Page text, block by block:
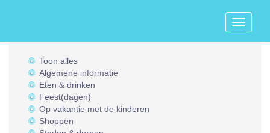
Toggle
Toon alles
Algemene informatie
Eten & drinken
Feest(dagen)
Op vakantie met de kinderen
Shoppen